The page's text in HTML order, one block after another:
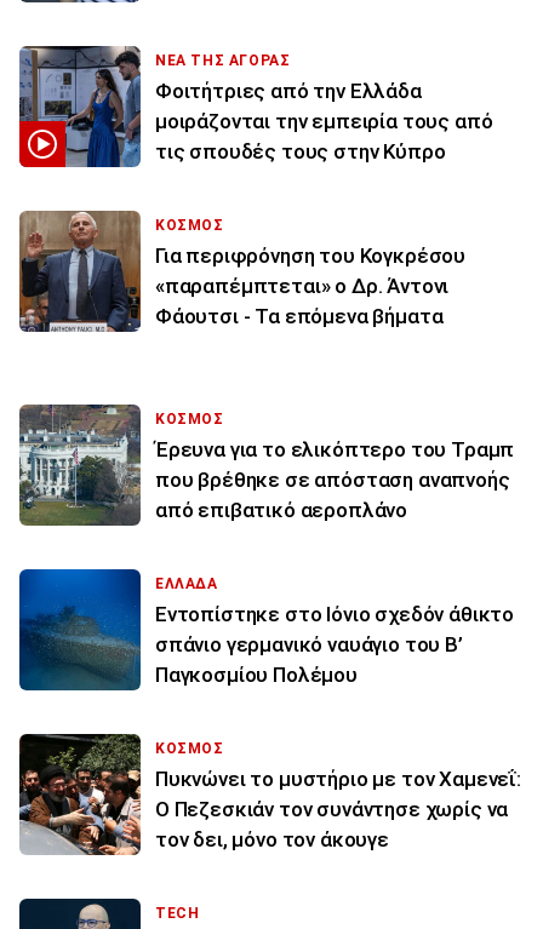
ΝΕΑ ΤΗΣ ΑΓΟΡΑΣ
Φοιτήτριες από την Ελλάδα
μοιράζονται την εμπειρία τους από
τις σπουδές τους στην Κύπρο
ΚΟΣΜΟΣ
Για περιφρόνηση του Κογκρέσου
«παραπέμπτεται» ο Δρ. Άντονι
Φάουτσι - Τα επόμενα βήματα
ΚΟΣΜΟΣ
Έρευνα για το ελικόπτερο του Τραμπ
που βρέθηκε σε απόσταση αναπνοής
από επιβατικό αεροπλάνο
ΕΛΛΑΔΑ
Εντοπίστηκε στο Ιόνιο σχεδόν άθικτο
σπάνιο γερμανικό ναυάγιο του Β’
Παγκοσμίου Πολέμου
ΚΟΣΜΟΣ
Πυκνώνει το μυστήριο με τον Χαμενεΐ:
Ο Πεζεσκιάν τον συνάντησε χωρίς να
τον δει, μόνο τον άκουγε
TECH